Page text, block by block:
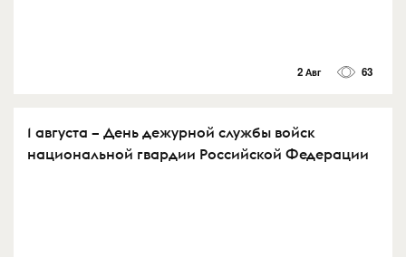
2 Авг 63
1 августа – День дежурной службы войск
национальной гвардии Российской Федерации